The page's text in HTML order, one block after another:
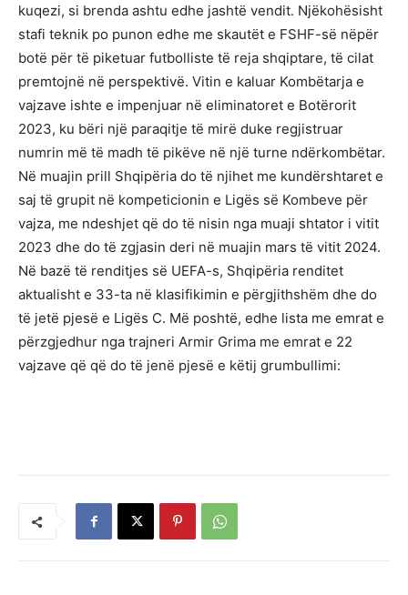
kuqezi, si brenda ashtu edhe jashtë vendit. Njëkohësisht
stafi teknik po punon edhe me skautët e FSHF-së nëpër
botë për të piketuar futbolliste të reja shqiptare, të cilat
premtojnë në perspektivë. Vitin e kaluar Kombëtarja e
vajzave ishte e impenjuar në eliminatoret e Botërorit
2023, ku bëri një paraqitje të mirë duke regjistruar
numrin më të madh të pikëve në një turne ndërkombëtar.
Në muajin prill Shqipëria do të njihet me kundërshtaret e
saj të grupit në kompeticionin e Ligës së Kombeve për
vajza, me ndeshjet që do të nisin nga muaji shtator i vitit
2023 dhe do të zgjasin deri në muajin mars të vitit 2024.
Në bazë të renditjes së UEFA-s, Shqipëria renditet
aktualisht e 33-ta në klasifikimin e përgjithshëm dhe do
të jetë pjesë e Ligës C. Më poshtë, edhe lista me emrat e
përzgjedhur nga trajneri Armir Grima me emrat e 22
vajzave që që do të jenë pjesë e këtij grumbullimi: